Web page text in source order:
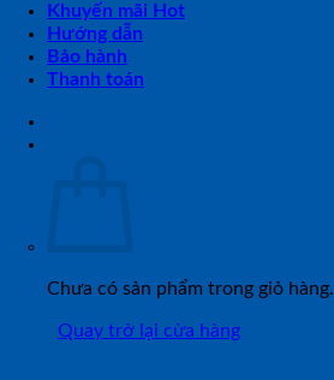
Khuyến mãi Hot
Hướng dẫn
Bảo hành
Thanh toán
Chưa có sản phẩm trong giỏ hàng.
Quay trở lại cửa hàng